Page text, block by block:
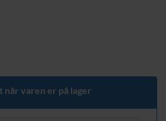
når varen er på lager